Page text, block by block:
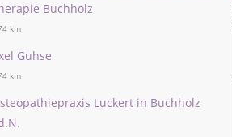
Buchholz
km
Guhse
km
Luckert in Buchholz